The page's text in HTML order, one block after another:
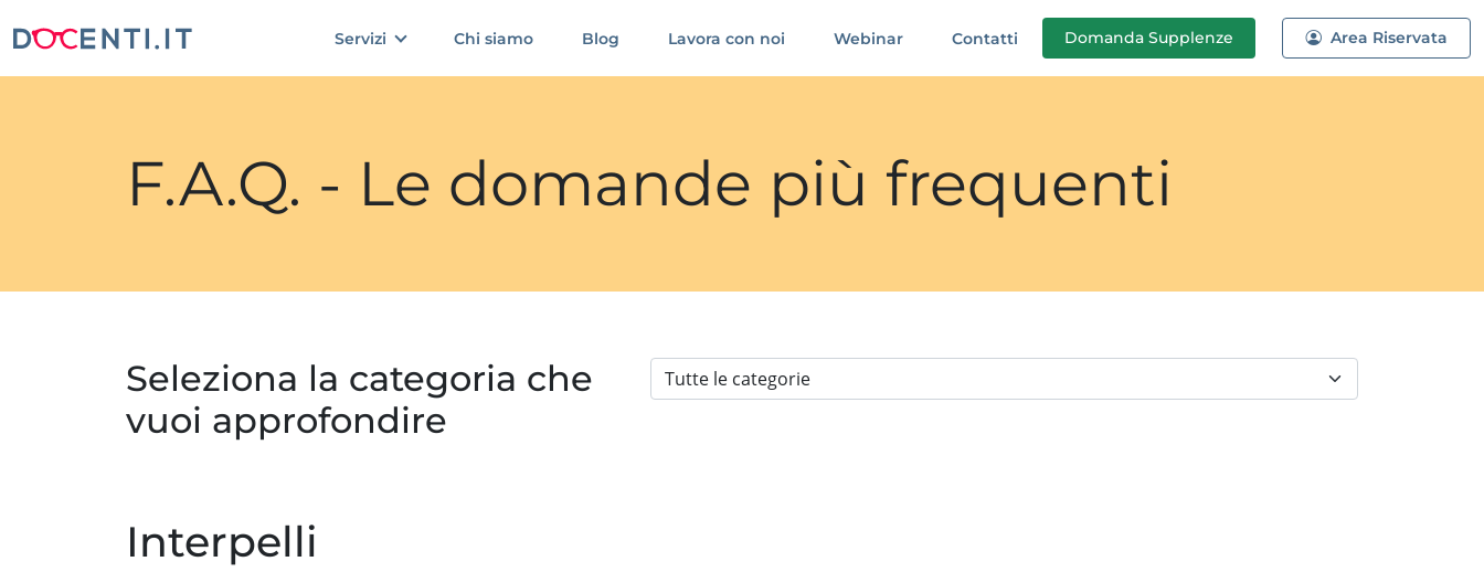
Servizi Chi siamo Blog Lavora con noi Webinar Contatti Domanda Supplenze Area Riservata
F.A.Q. - Le domande più frequenti
Seleziona la categoria che
vuoi approfondire
Interpelli